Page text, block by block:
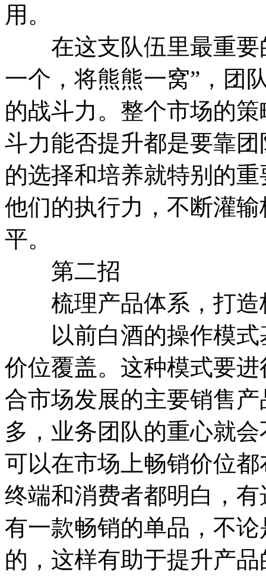
用。
在这支队伍里最重要
一个，将熊熊一窝”，团
的战斗力。整个市场的
斗力能否提升都是要靠
的选择和培养就特别的
他们的执行力，不断灌
平。
第二招
梳理产品体系，打造
以前白酒的操作模式
价位覆盖。这种模式要
合市场发展的主要销售
多，业务团队的重心就
可以在市场上畅销价位
终端和消费者都明白，
有一款畅销的单品，不
的，这样有助于提升产